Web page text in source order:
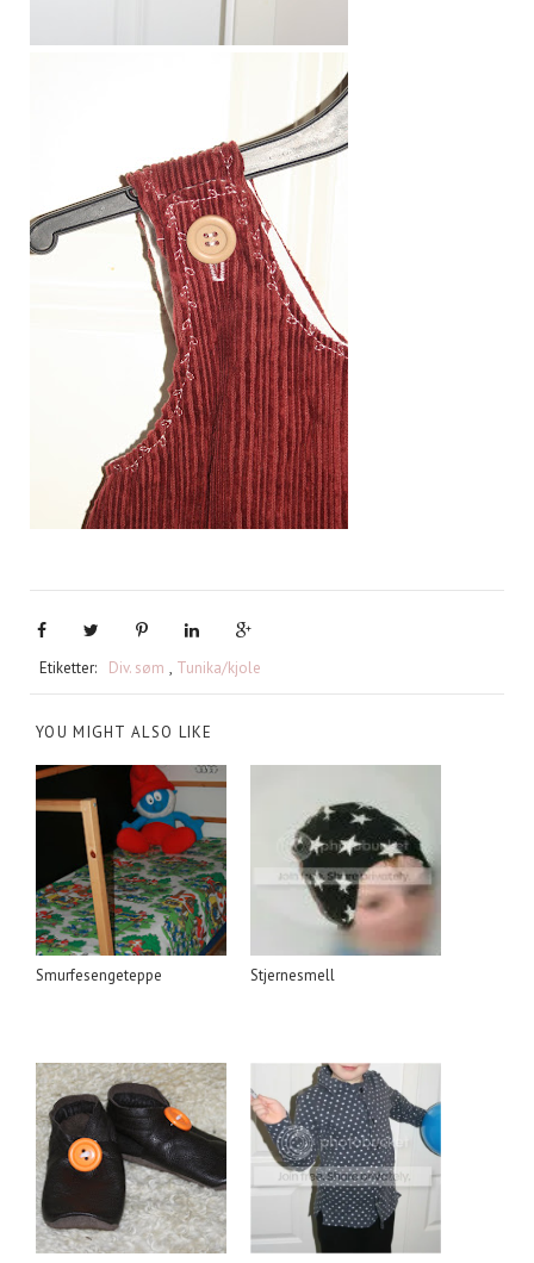
Etiketter: Div. søm , Tunika/kjole
YOU MIGHT ALSO LIKE
Smurfesengeteppe Stjernesmell